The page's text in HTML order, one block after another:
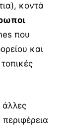
κοντά
που
και